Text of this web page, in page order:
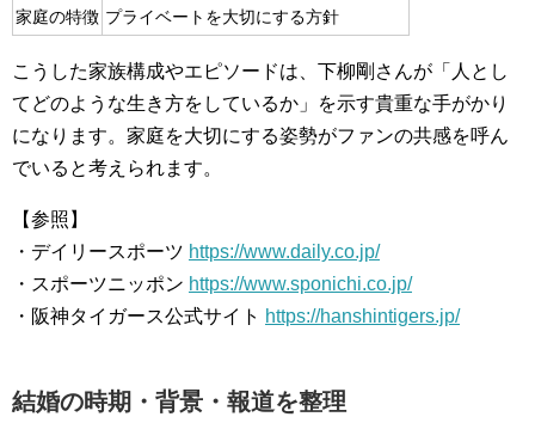
家庭の特徴 プライベートを大切にする方針
こうした家族構成やエピソードは、下柳剛さんが「人とし
てどのような生き方をしているか」を示す貴重な手がかり
になります。家庭を大切にする姿勢がファンの共感を呼ん
でいると考えられます。
【参照】
・デイリースポーツ https://www.daily.co.jp/
・スポーツニッポン https://www.sponichi.co.jp/
・阪神タイガース公式サイト https://hanshintigers.jp/
結婚の時期・背景・報道を整理